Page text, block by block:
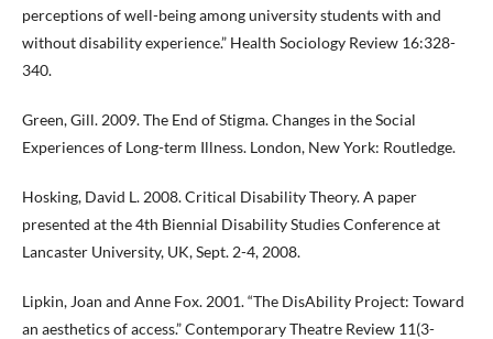
perceptions of well-being among university students with and
without disability experience.” Health Sociology Review 16:328-
340.
Green, Gill. 2009. The End of Stigma. Changes in the Social
Experiences of Long-term Illness. London, New York: Routledge.
Hosking, David L. 2008. Critical Disability Theory. A paper
presented at the 4th Biennial Disability Studies Conference at
Lancaster University, UK, Sept. 2-4, 2008.
Lipkin, Joan and Anne Fox. 2001. “The DisAbility Project: Toward
an aesthetics of access.” Contemporary Theatre Review 11(3-